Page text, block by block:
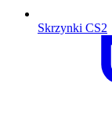
Skrzynki CS2